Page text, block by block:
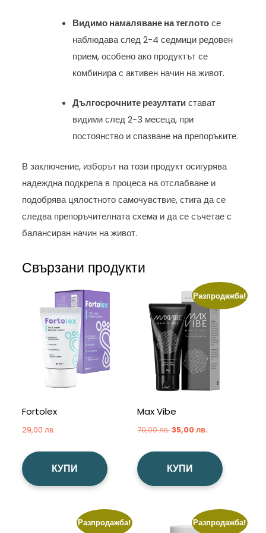
Видимо намаляване на теглотосе
наблюдава след 2-4 седмици редовен
прием, особено ако продуктът се
комбинира с активен начин на живот.
Дългосрочните резултатистават
видими след 2-3 месеца, при
постоянство и спазване на препоръките.
В заключение, изборът на този продукт осигурява
надеждна подкрепа в процеса на отслабване и
подобрява цялостното самочувствие, стига да се
следва препоръчителната схема и да се съчетае с
балансиран начин на живот.
Свързани продукти
Fortolex
29,00лв.
КУПИ
Разпродажба!
Max Vibe
70,00лв.Original
was:
35,00лв.
35,00 лв..
КУПИ
Разпродажба! Разпродажба!